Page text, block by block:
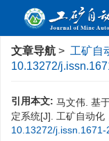
文章导航 > 工矿自
10.13272/
引用本文: 马文伟. 基
定系统[J]. 工矿自动化
10.13272/